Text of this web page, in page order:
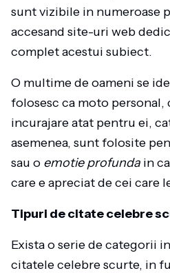
sunt vizibile in numeroase
accesand site-uri web
complet acestui subiect.
O multime de oameni se
folosesc ca moto personal,
incurajare atat pentru ei,
asemenea, sunt folosite
sau o emotie profunda in
care e apreciat de cei care
Tipuri de citate celebre
Exista o serie de categorii
citatele celebre scurte, in